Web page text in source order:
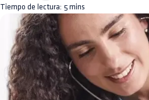
Tiempo de lectura: 5 mins